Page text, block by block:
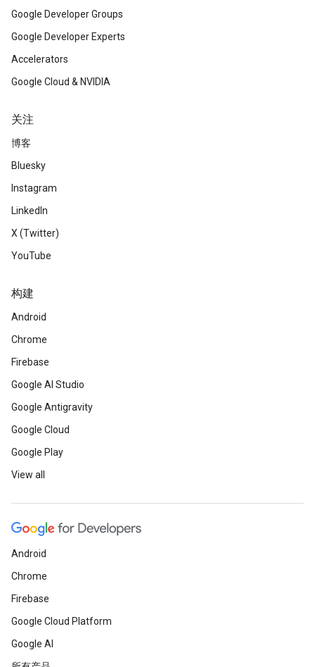
Google Developer Groups
Google Developer Experts
Accelerators
Google Cloud & NVIDIA
关注
博客
Bluesky
Instagram
LinkedIn
X (Twitter)
YouTube
构建
Android
Chrome
Firebase
Google AI Studio
Google Antigravity
Google Cloud
Google Play
View all
Android
Chrome
Firebase
Google Cloud Platform
Google AI